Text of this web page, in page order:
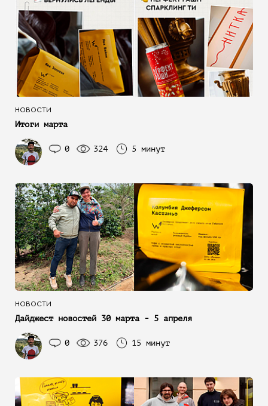
НОВОСТИ
Итоги марта
0 324 5 минут
НОВОСТИ
Дайджест новостей 30 марта - 5 апреля
0 376 15 минут